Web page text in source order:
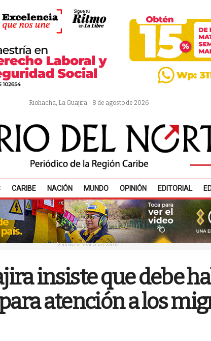
Riohacha, La Guajira - 8 de agosto de 2026
CARIBE NACIÓN MUNDO OPINIÓN EDITORIAL
ANUNCIO PUBLICITARIO
insiste que debe
atención a los